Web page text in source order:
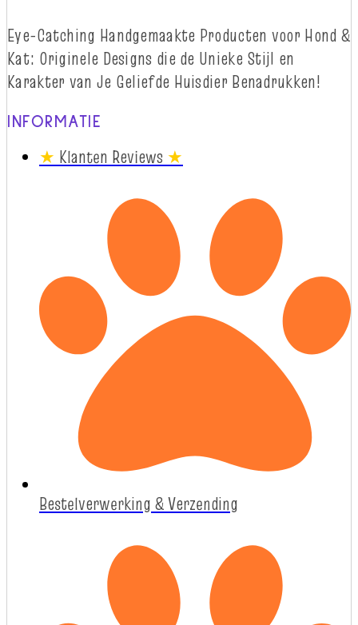
Eye-Catching Handgemaakte Producten voor Hond &
Kat: Originele Designs die de Unieke Stijl en
Karakter van Je Geliefde Huisdier Benadrukken!
INFORMATIE
★ Klanten Reviews ★
Bestelverwerking & Verzending